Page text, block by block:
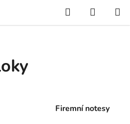
Hledat
KOŠÍK
Firemní notesy